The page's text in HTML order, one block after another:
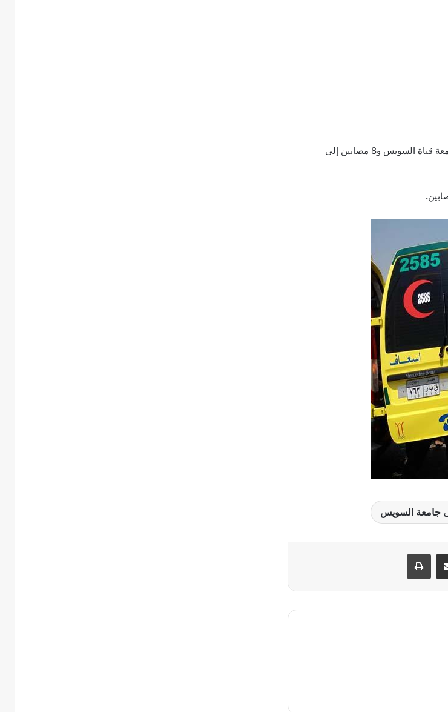
وتم نقل 14 مصابا إلى مستشفى جامعة قناة السويس و8 مصابين إلى
.
جامعة السويس
مشاركة عبر البريد طباعة